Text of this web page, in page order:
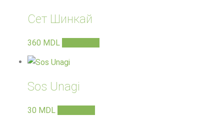
Сет Шинкай
360 MDL
Sos Unagi
30 MDL